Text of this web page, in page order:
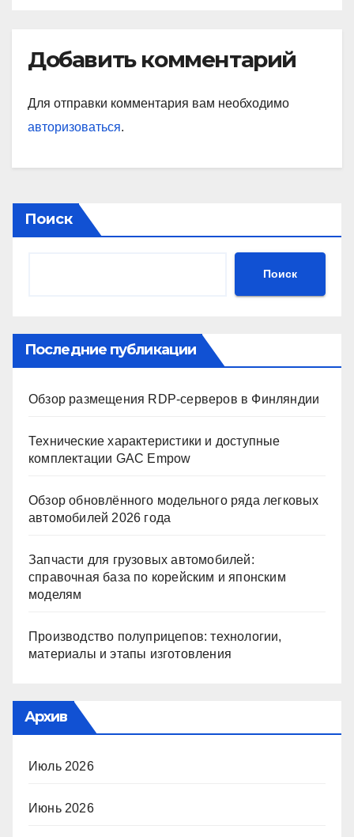
Добавить комментарий
Для отправки комментария вам необходимо
авторизоваться.
Поиск
Поиск
Последние публикации
Обзор размещения RDP-серверов в Финляндии
Технические характеристики и доступные
комплектации GAC Empow
Обзор обновлённого модельного ряда легковых
автомобилей 2026 года
Запчасти для грузовых автомобилей:
справочная база по корейским и японским
моделям
Производство полуприцепов: технологии,
материалы и этапы изготовления
Архив
Июль 2026
Июнь 2026